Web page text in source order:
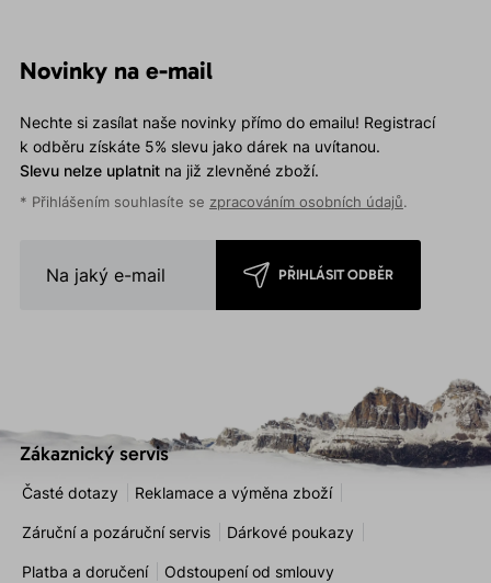
Novinky na e-mail
Nechte si zasílat naše novinky přímo do emailu! Registrací
k odběru získáte 5% slevu jako dárek na uvítanou.
Slevu nelze uplatnitna již zlevněné zboží.
* Přihlášením souhlasíte se zpracováním osobních údajů.
PŘIHLÁSIT ODBĚR
Zákaznický servis
Časté dotazy Reklamace a výměna zboží
Záruční a pozáruční servis Dárkové poukazy
Platba a doručení Odstoupení od smlouvy